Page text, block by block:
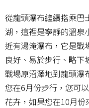
從龍頭瀑布繼續搭乘巴
湖，這裡是寧靜的溫泉
近有湯淹瀑布，它是戰
良好、易於步行、略下
戰場原沼澤地到龍頭瀑
您在6月份步行，您可
花卉，如果您在10月份